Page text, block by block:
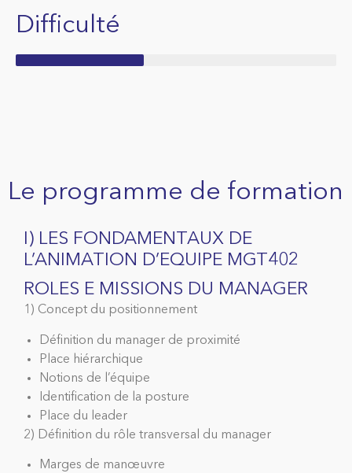
Difficulté
Le programme de formation
I) LES FONDAMENTAUX DE
L’ANIMATION D’EQUIPE MGT402
ROLES E MISSIONS DU MANAGER
1) Concept du positionnement
Définition du manager de proximité
Place hiérarchique
Notions de l’équipe
Identification de la posture
Place du leader
2) Définition du rôle transversal du manager
Marges de manœuvre